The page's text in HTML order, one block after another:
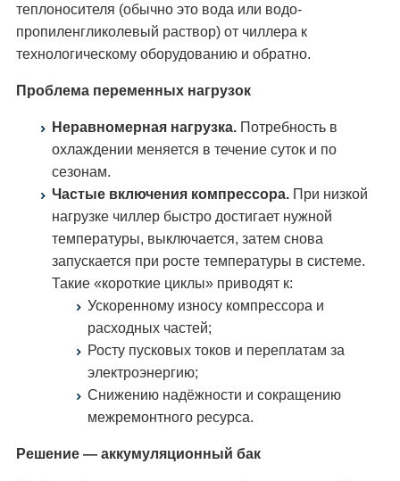
теплоносителя (обычно это вода или водо-
пропиленгликолевый раствор) от чиллера к
технологическому оборудованию и обратно.
Проблема переменных нагрузок
Неравномерная нагрузка. Потребность в
охлаждении меняется в течение суток и по
сезонам.
Частые включения компрессора. При низкой
нагрузке чиллер быстро достигает нужной
температуры, выключается, затем снова
запускается при росте температуры в системе.
Такие «короткие циклы» приводят к:
Ускоренному износу компрессора и
расходных частей;
Росту пусковых токов и переплатам за
электроэнергию;
Снижению надёжности и сокращению
межремонтного ресурса.
Решение — аккумуляционный бак